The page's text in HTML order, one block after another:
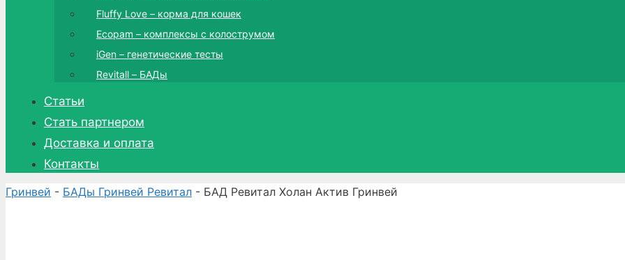
Fluffy Love – корма для кошек
Ecopam – комплексы с колострумом
iGen – генетические тесты
Revitall – БАДы
Статьи
Стать партнером
Доставка и оплата
Контакты
Гринвей - БАДы Гринвей Ревитал - БАД Ревитал Холан Актив Гринвей